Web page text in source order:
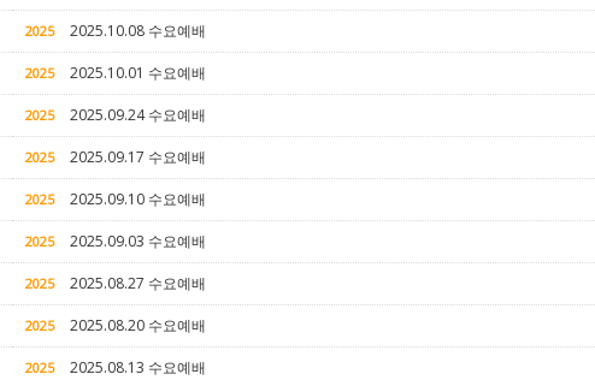
2025 2025.10.08 수요예배
2025 2025.10.01 수요예배
2025 2025.09.24 수요예배
2025 2025.09.17 수요예배
2025 2025.09.10 수요예배
2025 2025.09.03 수요예배
2025 2025.08.27 수요예배
2025 2025.08.20 수요예배
2025 2025.08.13 수요예배